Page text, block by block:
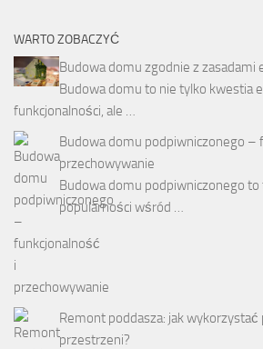
WARTO ZOBACZYĆ
Budowa domu zgodnie z
Budowa domu to nie tylko kwestia
funkcjonalności, ale …
Budowa domu podpiwniczonego –
przechowywanie
Budowa domu podpiwniczonego
popularności wśród …
Remont poddasza: jak wykorzystać
przestrzeni?